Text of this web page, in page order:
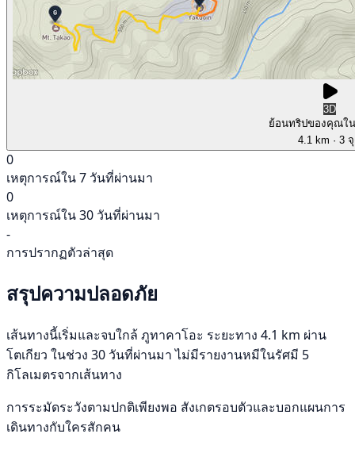
3D
ย้อนทริปของคุณใ
4.1 km · 3
0
เหตุการณ์ใน 7 วันที่ผ่านมา
0
เหตุการณ์ใน 30 วันที่ผ่านมา
-
การปรากฏตัวล่าสุด
สรุปความปลอดภัย
เส้นทางนี้เริ่มและจบใกล้ ภูทาคาโอะ ระยะทาง 4.1 km ผ่าน
โตเกียว ในช่วง 30 วันที่ผ่านมา ไม่มีรายงานหมีในรัศมี 5
กิโลเมตรจากเส้นทาง
การระมัดระวังตามปกติเพียงพอ สังเกตรอบตัวและบอกแผนการ
เดินทางกับใครสักคน